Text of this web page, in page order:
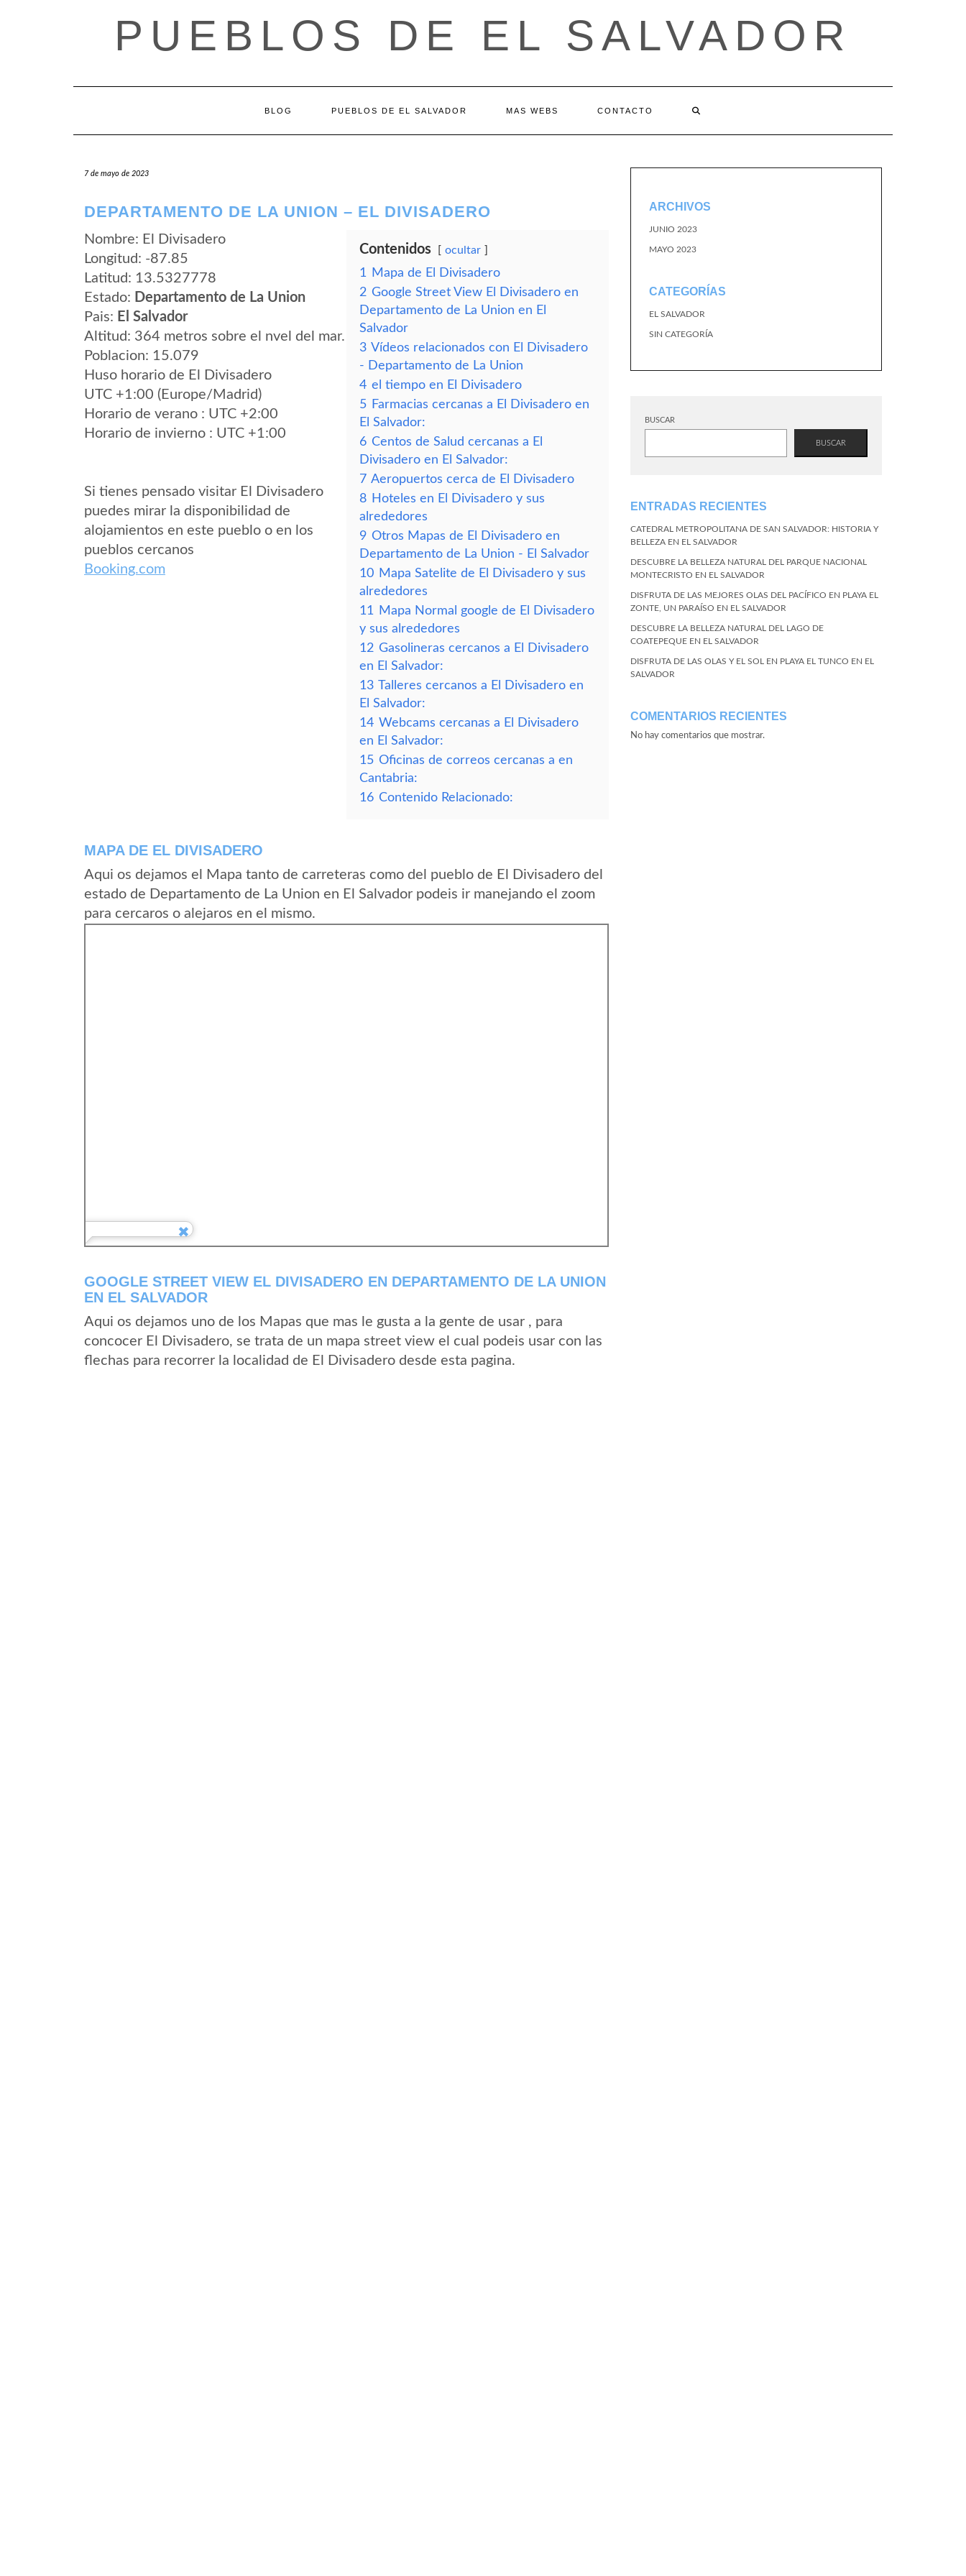
PUEBLOS DE EL SALVADOR
BLOG PUEBLOS DE EL SALVADOR MAS WEBS CONTACTO
7 de mayo de 2023
DEPARTAMENTO DE LA UNION – EL DIVISADERO
Nombre: El Divisadero
Longitud: -87.85
Latitud: 13.5327778
Estado: Departamento de La Union
Pais: El Salvador
Altitud: 364 metros sobre el nvel del mar.
Poblacion: 15.079
Huso horario de El Divisadero
UTC +1:00 (Europe/Madrid)
Horario de verano : UTC +2:00
Horario de invierno : UTC +1:00
Si tienes pensado visitar El Divisadero
puedes mirar la disponibilidad de
alojamientos en este pueblo o en los
pueblos cercanos
Booking.com
Contenidos ocultar
1
Mapa de El Divisadero
2 Google Street View El Divisadero en
Departamento de La Union en El
Salvador
3 Vídeos relacionados con El Divisadero
- Departamento de La Union
4 el tiempo en El Divisadero
5 Farmacias cercanas a El Divisadero en
El Salvador:
6 Centos de Salud cercanas a El
Divisadero en El Salvador:
7 Aeropuertos cerca de El Divisadero
8 Hoteles en El Divisadero y sus
alrededores
9 Otros Mapas de El Divisadero en
Departamento de La Union - El Salvador
10 Mapa Satelite de El Divisadero y sus
alrededores
11
Mapa Normal google de El Divisadero
y sus alrededores
12 Gasolineras cercanos a El Divisadero
en El Salvador:
13 Talleres cercanos a El Divisadero en
El Salvador:
14 Webcams cercanas a El Divisadero
en El Salvador:
15 Oficinas de correos cercanas a en
Cantabria:
16 Contenido Relacionado:
MAPA DE EL DIVISADERO
Aqui os dejamos el Mapa tanto de carreteras como del pueblo de El Divisadero del
estado de Departamento de La Union en El Salvador podeis ir manejando el zoom
para cercaros o alejaros en el mismo.
GOOGLE STREET VIEW EL DIVISADERO EN DEPARTAMENTO DE LA UNION
EN EL SALVADOR
Aqui os dejamos uno de los Mapas que mas le gusta a la gente de usar , para
concocer El Divisadero, se trata de un mapa street view el cual podeis usar con las
flechas para recorrer la localidad de El Divisadero desde esta pagina.
ARCHIVOS
JUNIO 2023
MAYO 2023
CATEGORÍAS
EL SALVADOR
SIN CATEGORÍA
BUSCAR
BUSCAR
ENTRADAS RECIENTES
CATEDRAL METROPOLITANA DE SAN SALVADOR: HISTORIA Y
BELLEZA EN EL SALVADOR
DESCUBRE LA BELLEZA NATURAL DEL PARQUE NACIONAL
MONTECRISTO EN EL SALVADOR
DISFRUTA DE LAS MEJORES OLAS DEL PACÍFICO EN PLAYA EL
ZONTE, UN PARAÍSO EN EL SALVADOR
DESCUBRE LA BELLEZA NATURAL DEL LAGO DE
COATEPEQUE EN EL SALVADOR
DISFRUTA DE LAS OLAS Y EL SOL EN PLAYA EL TUNCO EN EL
SALVADOR
COMENTARIOS RECIENTES
No hay comentarios que mostrar.